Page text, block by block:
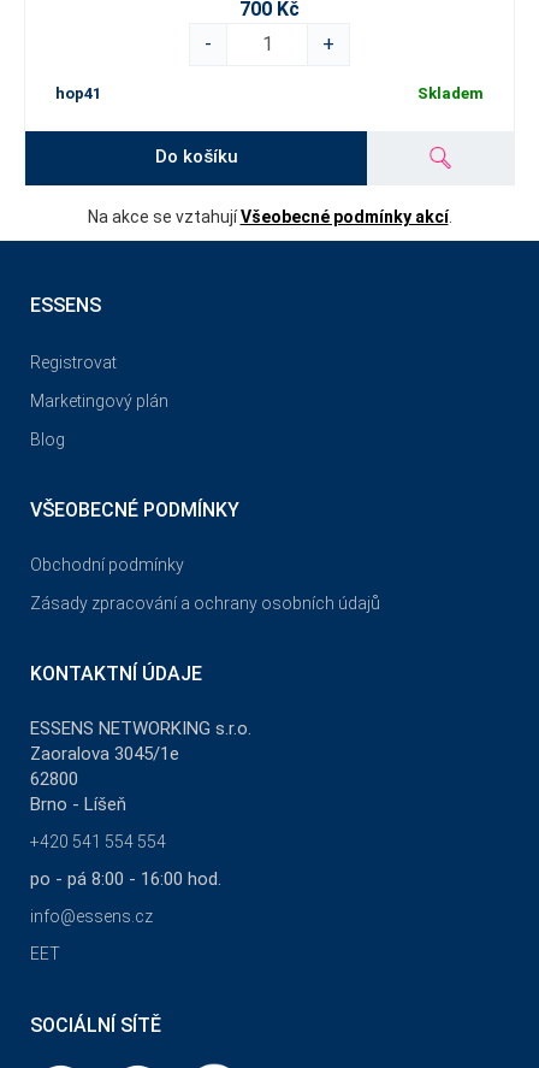
700 Kč
-
+
hop41 Skladem
Do košíku
Na akce se vztahujíVšeobecné podmínky akcí.
ESSENS
Registrovat
Marketingový plán
Blog
VŠEOBECNÉ PODMÍNKY
Obchodní podmínky
Zásady zpracování a ochrany osobních údajů
KONTAKTNÍ ÚDAJE
ESSENS NETWORKING s.r.o.
Zaoralova 3045/1e
62800
Brno - Líšeň
+420 541 554 554
po - pá 8:00 - 16:00 hod.
info@essens.cz
EET
SOCIÁLNÍ SÍTĚ